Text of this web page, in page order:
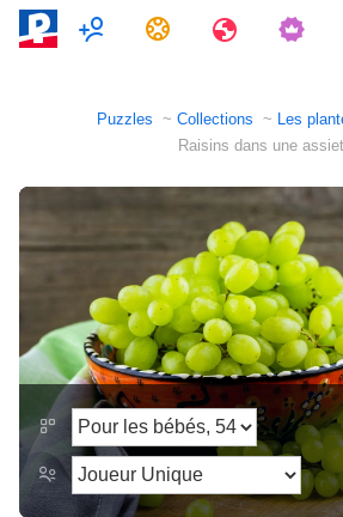
MultijoueurTâches Voyages
Puzzles Collections Les
Raisins dans une